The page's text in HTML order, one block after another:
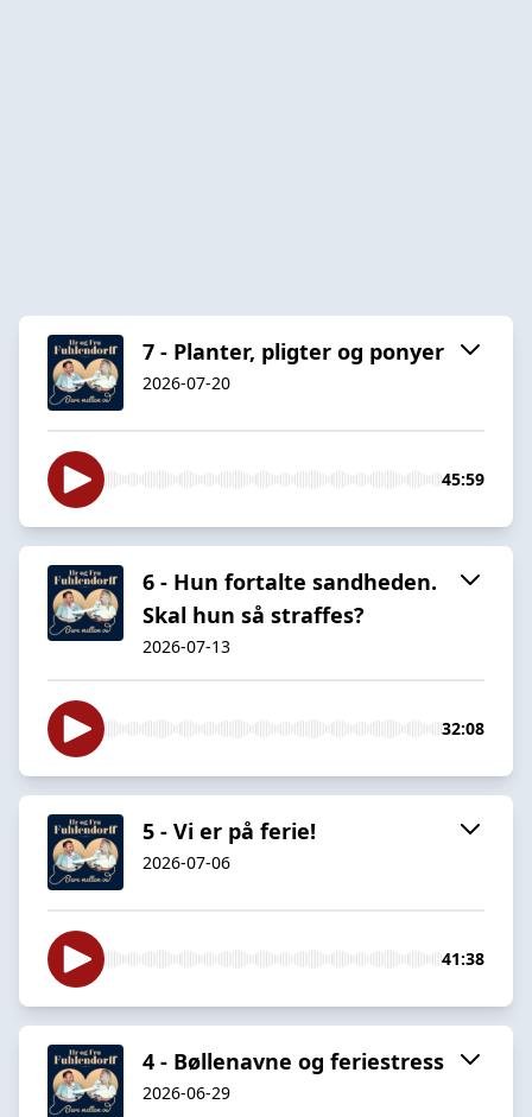
7 - Planter, pligter og ponyer
2026-07-20
45:59
6 - Hun fortalte sandheden.
Skal hun så straffes?
2026-07-13
32:08
5 - Vi er på ferie!
2026-07-06
41:38
4 - Bøllenavne og feriestress
2026-06-29